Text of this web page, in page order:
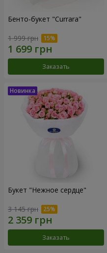
Бенто-букет "Currara"
1 999 грн
Заказать
Букет "Нежное сердце"
3 145 грн
Заказать